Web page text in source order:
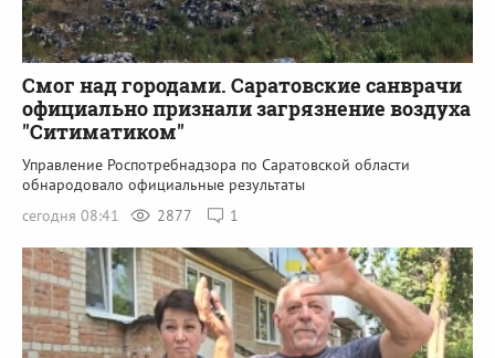
Смог над городами. Саратовские санврачи
официально признали загрязнение воздуха
"Ситиматиком"
Управление Роспотребнадзора по Саратовской области
обнародовало официальные результаты
сегодня 08:41
2877 1